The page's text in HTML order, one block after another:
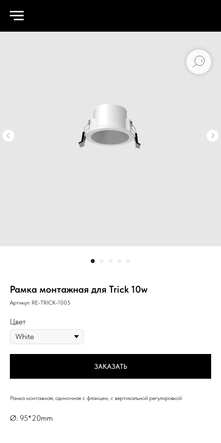
Рамка монтажная для Trick 10w
Артикул: RE-TRICK-1005
Цвет
ЗАКАЗАТЬ
Рамка монтажная, одиночная с фланцем, с вертикальной регулировкой
Ø: 95*20mm